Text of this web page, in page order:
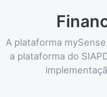
A plataforma
a plataforma do